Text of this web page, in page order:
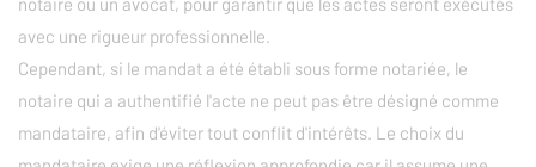
avec une rigueur professionnelle.
Cependant, si le mandat a été établi sous forme notariée, le
notaire qui a authentifié l'acte ne peut pas être désigné comme
mandataire, afin d'éviter tout conflit d'intérêts. Le choix du